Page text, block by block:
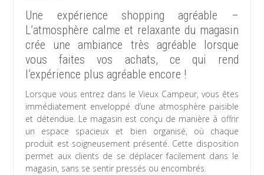
Une expérience shopping agréable –
L’atmosphère calme et relaxante du magasin
crée une ambiance très agréable lorsque
vous faites vos achats, ce qui rend
l’expérience plus agréable encore !
Lorsque vous entrez dans le Vieux Campeur, vous êtes
immédiatement enveloppé d’une atmosphère paisible
et détendue. Le magasin est conçu de manière à offrir
un espace spacieux et bien organisé, où chaque
produit est soigneusement présenté. Cette disposition
permet aux clients de se déplacer facilement dans le
magasin, sans se sentir pressés ou encombrés.